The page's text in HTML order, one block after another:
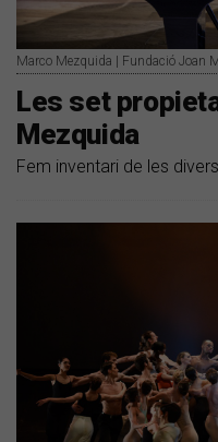
Marco Mezquida | Fundació Joan
Les set
Mezquida
Fem inventari de les